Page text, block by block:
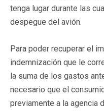
tenga lugar durante las
despegue del avión.
Para poder recuperar el
indemnización que le
la suma de los gastos
necesario que el
previamente a la agencia